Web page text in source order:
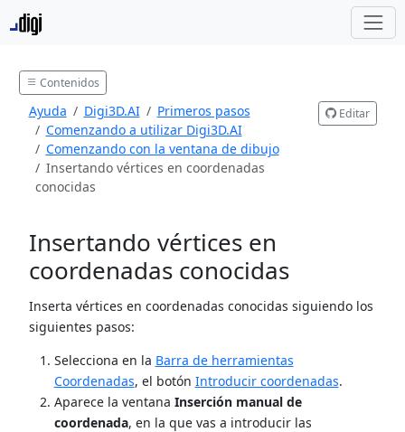
Contenidos
Ayuda Digi3D.AI
Primeros pasos
Comenzando a utilizar Digi3D.AI
Comenzando con la ventana de dibujo
Insertando vértices en coordenadas
conocidas
Editar
Insertando vértices en
coordenadas conocidas
Inserta vértices en coordenadas conocidas siguiendo los
siguientes pasos:
Selecciona en la Barra de herramientas
Coordenadas, el botón Introducir coordenadas.
Aparece la ventana Inserción manual de
coordenada, en la que vas a introducir las